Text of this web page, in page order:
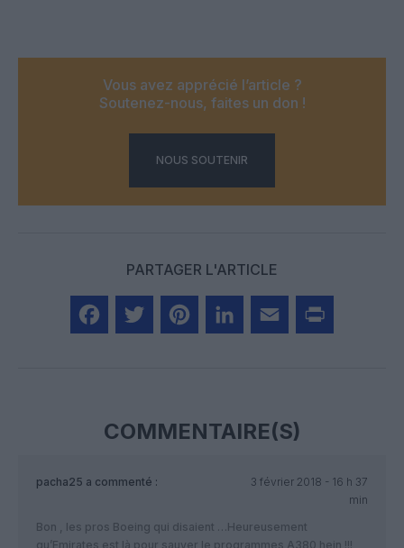
Vous avez apprécié l’article ?
Soutenez-nous, faites un don !
NOUS SOUTENIR
PARTAGER L'ARTICLE
COMMENTAIRE(S)
pacha25 a commenté :
3 février 2018 - 16 h 37
min
Bon , les pros Boeing qui disaient …Heureusement
qu’Emirates est là pour sauver le programmes A380 hein !!!